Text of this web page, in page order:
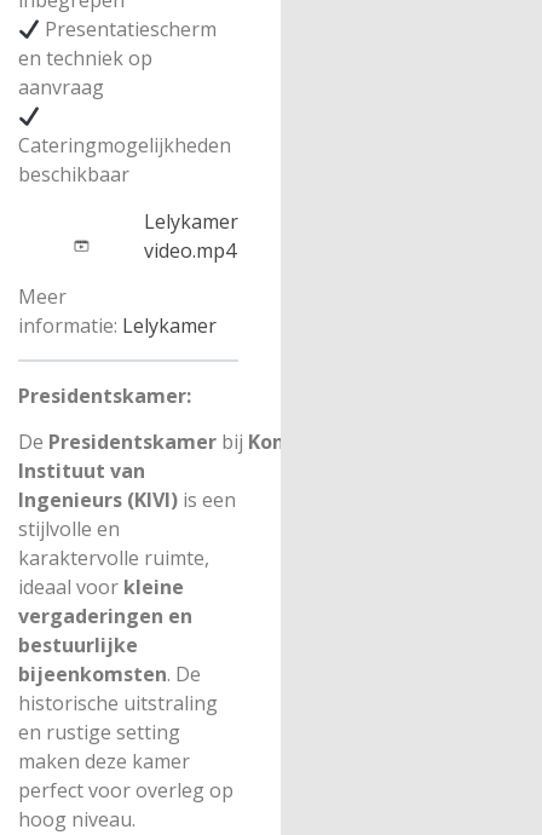
Presentatiescherm
en techniek op
aanvraag
Cateringmogelijkheden
beschikbaar
Lelykamer
video.mp4
Meer
informatie: Lelykamer
Presidentskamer:
De Presidentskamer bij Koninklijk
Instituut van
Ingenieurs (KIVI) is een
stijlvolle en
karaktervolle ruimte,
ideaal voor kleine
vergaderingen en
bestuurlijke
bijeenkomsten. De
historische uitstraling
en rustige setting
maken deze kamer
perfect voor overleg op
hoog niveau.